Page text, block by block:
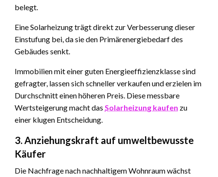
belegt.
Eine Solarheizung trägt direkt zur Verbesserung dieser
Einstufung bei, da sie den Primärenergiebedarf des
Gebäudes senkt.
Immobilien mit einer guten Energieeffizienzklasse sind
gefragter, lassen sich schneller verkaufen und erzielen im
Durchschnitt einen höheren Preis. Diese messbare
Wertsteigerung macht das Solarheizung kaufen zu
einer klugen Entscheidung.
3. Anziehungskraft auf umweltbewusste
Käufer
Die Nachfrage nach nachhaltigem Wohnraum wächst